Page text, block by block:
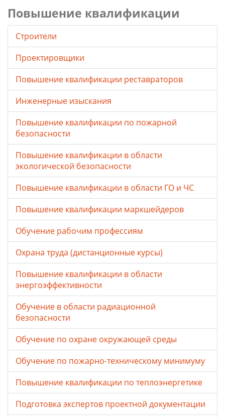
Повышение квалификации
Строители
Проектировщики
Повышение квалификации реставраторов
Инженерные изыскания
Повышение квалификации по пожарной
безопасности
Повышение квалификации в области
экологической безопасности
Повышение квалификации в области ГО и ЧС
Повышение квалификации маркшейдеров
Обучение рабочим профессиям
Охрана труда (дистанционные курсы)
Повышение квалификации в области
энергоэффективности
Обучение в области радиационной
безопасности
Обучение по охране окружающей среды
Обучение по пожарно-техническому минимуму
Повышение квалификации по теплоэнергетике
Подготовка экспертов проектной документации